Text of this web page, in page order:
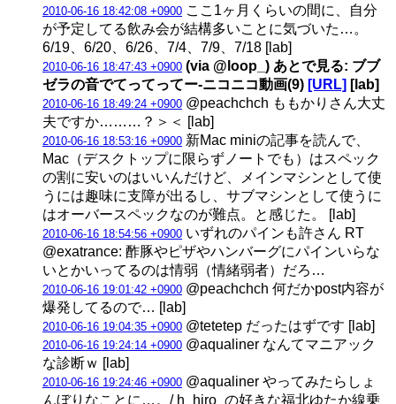
2010-06-16 18:42:08 +0900 ここ1ヶ月くらいの間に、自分
が予定してる飲み会が結構多いことに気づいた…。
6/19、6/20、6/26、7/4、7/9、7/18 [lab]
2010-06-16 18:47:43 +0900 (via @loop_) あとで見る: ブブ
ゼラの音でてってってー‐ニコニコ動画(9) [URL] [lab]
2010-06-16 18:49:24 +0900 @peachchch ももかりさん大丈
夫ですか………？＞＜ [lab]
2010-06-16 18:53:16 +0900 新Mac miniの記事を読んで、
Mac（デスクトップに限らずノートでも）はスペック
の割に安いのはいいんだけど、メインマシンとして使
うには趣味に支障が出るし、サブマシンとして使うに
はオーバースペックなのが難点。と感じた。 [lab]
2010-06-16 18:54:56 +0900 いずれのパインも許さん RT
@exatrance: 酢豚やピザやハンバーグにパインいらな
いとかいってるのは情弱（情緒弱者）だろ…
2010-06-16 19:01:42 +0900 @peachchch 何だかpost内容が
爆発してるので… [lab]
2010-06-16 19:04:35 +0900 @tetetep だったはずです [lab]
2010-06-16 19:24:14 +0900 @aqualiner なんてマニアック
な診断ｗ [lab]
2010-06-16 19:24:46 +0900 @aqualiner やってみたらしょ
んぼりなことに…。/ h_hiro_の好きな福北ゆたか線乗